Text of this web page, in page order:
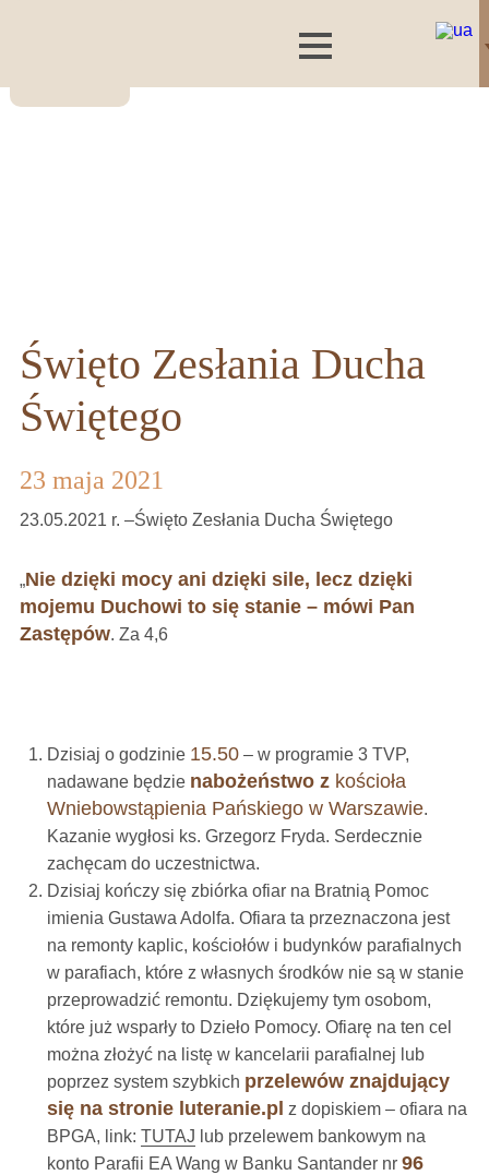
Święto Zesłania Ducha
Świętego
23 maja 2021
23.05.2021 r. –Święto Zesłania Ducha Świętego
„Nie dzięki mocy ani dzięki sile, lecz dzięki
mojemu Duchowi to się stanie – mówi Pan
Zastępów. Za 4,6
Dzisiaj o godzinie 15.50– w programie 3 TVP,
nadawane będzie nabożeństwo z kościoła
Wniebowstąpienia Pańskiego w Warszawie.
Kazanie wygłosi ks. Grzegorz Fryda. Serdecznie
zachęcam do uczestnictwa.
Dzisiaj kończy się zbiórka ofiar na Bratnią Pomoc
imienia Gustawa Adolfa. Ofiara ta przeznaczona jest
na remonty kaplic, kościołów i budynków parafialnych
w parafiach, które z własnych środków nie są w stanie
przeprowadzić remontu. Dziękujemy tym osobom,
które już wsparły to Dzieło Pomocy. Ofiarę na ten cel
można złożyć na listę w kancelarii parafialnej lub
poprzez system szybkich przelewów znajdujący
się na stronie luteranie.pl z dopiskiem – ofiara na
BPGA, link: TUTAJ lub przelewem bankowym na
konto Parafii EA Wang w Banku Santander nr 96